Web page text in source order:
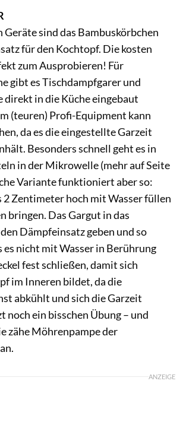
Geräte sind das Bambuskörbchen
für den Kochtopf. Die kosten
zum Ausprobieren! Für
gibt es Tischdampfgarer und
direkt in die Küche eingebaut
(teuren) Profi-Equipment kann
da es die eingestellte Garzeit
Besonders schnell geht es in
in der Mikrowelle (mehr auf Seite
Variante funktioniert aber so:
2 Zentimeter hoch mit Wasser füllen
bringen. Das Gargut in das
Dämpfeinsatz geben und so
es nicht mit Wasser in Berührung
fest schließen, damit sich
im Inneren bildet, da die
abkühlt und sich die Garzeit
noch ein bisschen Übung – und
zähe Möhrenpampe der
ANZEIGE